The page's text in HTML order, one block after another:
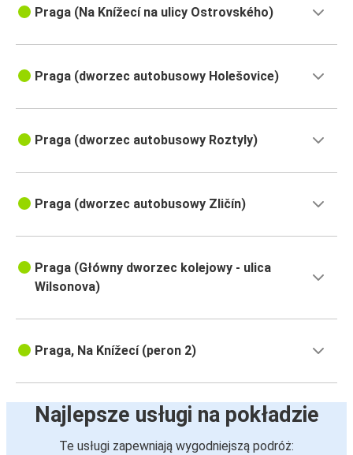
Praga (Na Knížecí na ulicy Ostrovského)
Praga (dworzec autobusowy Holešovice)
Praga (dworzec autobusowy Roztyly)
Praga (dworzec autobusowy Zličín)
Praga (Główny dworzec kolejowy - ulica
Wilsonova)
Praga, Na Knížecí (peron 2)
Najlepsze usługi na pokładzie
Te usługi zapewniają wygodniejszą podróż: